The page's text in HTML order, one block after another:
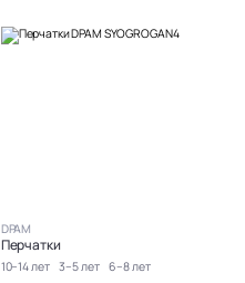
DPAM
Перчатки
10–14 лет 3–5 лет
6–8 лет